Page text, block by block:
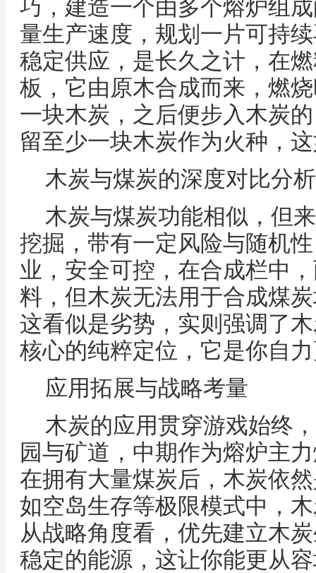
巧，建造一个由多个熔炉组
量生产速度，规划一片可持
稳定供应，是长久之计，在
板，它由原木合成而来，燃
一块木炭，之后便步入木炭
留至少一块木炭作为火种，
木炭与煤炭的深度对比分析
木炭与煤炭功能相似，但
挖掘，带有一定风险与随机
业，安全可控，在合成栏中
料，但木炭无法用于合成煤
这看似是劣势，实则强调了
核心的纯粹定位，它是你自
应用拓展与战略考量
木炭的应用贯穿游戏始终
园与矿道，中期作为熔炉主
在拥有大量煤炭后，木炭依
如空岛生存等极限模式中，
从战略角度看，优先建立木
稳定的能源，这让你能更从